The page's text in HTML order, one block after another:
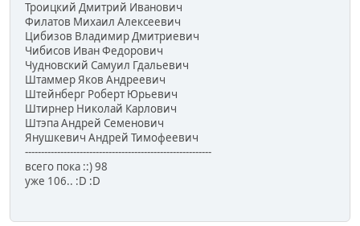
Троицкий Дмитрий Иванович
Филатов Михаил Алексеевич
Цибизов Владимир Дмитриевич
Чибисов Иван Федорович
Чудновский Самуил Гдальевич
Штаммер Яков Андреевич
Штейнберг Роберт Юрьевич
Штирнер Николай Карлович
Штэпа Андрей Семенович
Янушкевич Андрей Тимофеевич
----------------------------------------------------------
всего пока ::) 98
уже 106.. :D :D